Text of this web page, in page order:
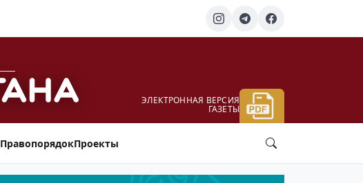
ЭЛЕКТРОННАЯ ВЕРСИЯ
ГАЗЕТЫ
ПравопорядокПроекты